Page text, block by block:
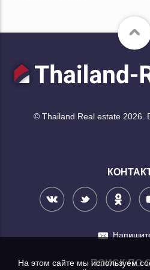
© Thailand Real estate 2026.
ПОИСК ПО
На этом сайте мы используем